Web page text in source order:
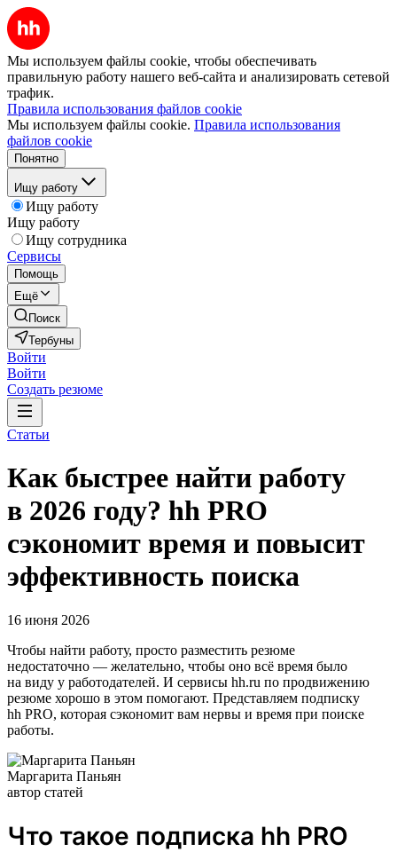
Мы используем файлы cookie, чтобы обеспечивать
правильную работу нашего веб-сайта и анализировать сетевой
трафик.
Правила использования файлов cookie
Мы используем файлы cookie. Правила использования
файлов cookie
Понятно
Ищу работу
Ищу работу
Ищу работу
Ищу сотрудника
Сервисы
Помощь
Ещё
Поиск
Тербуны
Войти
Войти
Создать резюме
Статьи
Как быстрее найти работу
в 2026 году? hh PRO
сэкономит время и повысит
эффективность поиска
16 июня 2026
Чтобы найти работу, просто разместить резюме
недостаточно — желательно, чтобы оно всё время было
на виду у работодателей. И сервисы hh.ru по продвижению
резюме хорошо в этом помогают. Представляем подписку
hh PRO, которая сэкономит вам нервы и время при поиске
работы.
Маргарита Паньян
автор статей
Что такое подписка hh PRO